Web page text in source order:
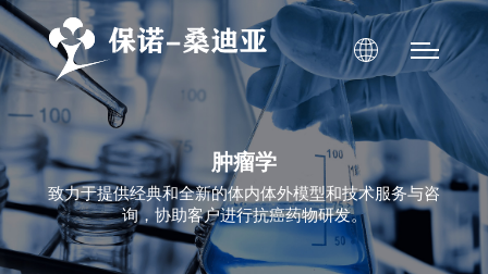
肿瘤学
致力于提供经典和全新的体内体外模型和技术服务与咨
询，协助客户进行抗癌药物研发。